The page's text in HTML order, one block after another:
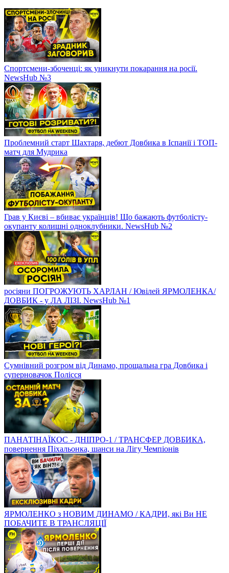
Спортсмени-збоченці: як уникнути покарання на росії.
NewsHub №3
Проблемний старт Шахтаря, дебют Довбика в Іспанії і ТОП-
матч для Мудрика
Грав у Києві – вбиває українців! Що бажають футболісту-
окупанту колишні одноклубники. NewsHub №2
росіяни ПОГРОЖУЮТЬ ХАРЛАН / Ювілей ЯРМОЛЕНКА/
ДОВБИК - у ЛА ЛІЗІ. NewsHub №1
Сумнівний розгром від Динамо, прощальна гра Довбика і
суперновачок Полісся
ПАНАТІНАЇКОС - ДНІПРО-1 / ТРАНСФЕР ДОВБИКА,
повернення Піхальонка, шанси на Лігу Чемпіонів
ЯРМОЛЕНКО з НОВИМ ДИНАМО / КАДРИ, які Ви НЕ
ПОБАЧИТЕ В ТРАНСЛЯЦІЇ